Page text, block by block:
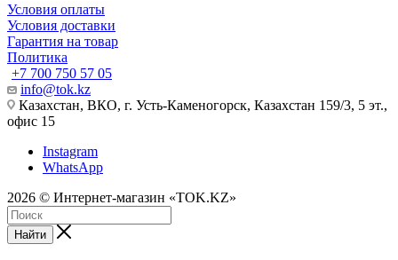
Условия оплаты
Условия доставки
Гарантия на товар
Политика
+7 700 750 57 05
info@tok.kz
Казахстан, ВКО, г. Усть-Каменогорск, Казахстан 159/3, 5 эт.,
офис 15
Instagram
WhatsApp
2026 © Интернет-магазин «TOK.KZ»
Найти